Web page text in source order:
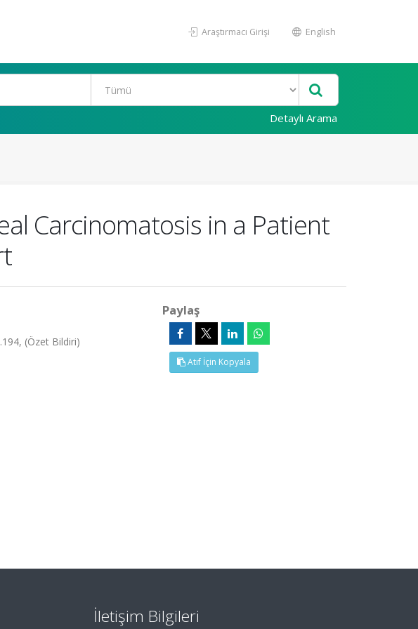
Araştırmacı Girişi English
Detaylı Arama
Carcinomatosis in a Patient
(Özet Bildiri)
Paylaş
Atıf İçin Kopyala
İletişim Bilgileri